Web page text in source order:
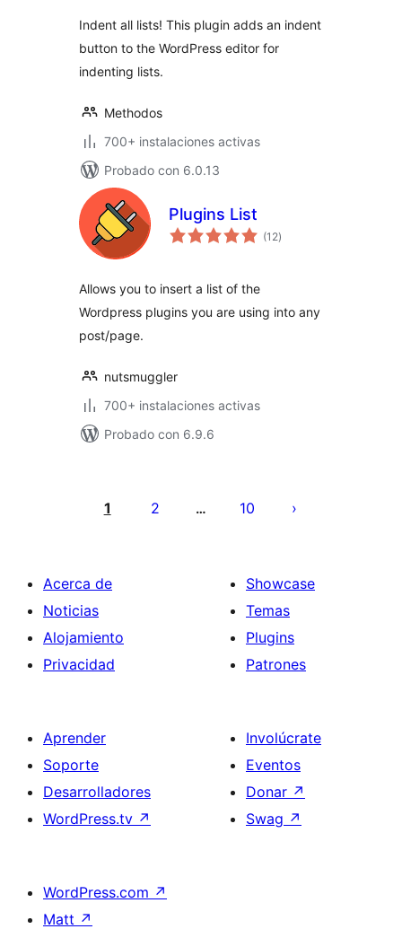
Indent all lists! This plugin adds an indent
button to the WordPress editor for
indenting lists.
Methodos
700+ instalaciones activas
Probado con 6.0.13
Plugins List
(12evaluación
total
)
Allows you to insert a list of the
Wordpress plugins you are using into any
post/page.
nutsmuggler
700+ instalaciones activas
Probado con 6.9.6
1 2 … 10
Acerca de
Noticias
Alojamiento
Privacidad
Showcase
Temas
Plugins
Patrones
Aprender
Soporte
Desarrolladores
WordPress.tv ↗
Involúcrate
Eventos
Donar ↗
Swag ↗
WordPress.com ↗
Matt ↗